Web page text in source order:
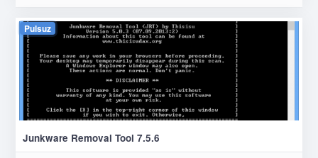
Pulsuz
Junkware Removal Tool 7.5.6